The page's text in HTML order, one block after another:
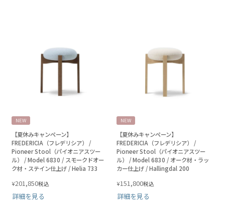
NEW
【夏休みキャンペーン】
FREDERICIA（フレデリシア） /
Pioneer Stool（パイオニアスツー
ル） / Model 6830 / スモークドオー
ク材・ステイン仕上げ / Helia 733
¥201,850税込
詳細を見る
NEW
【夏休みキャンペーン】
FREDERICIA（フレデリシア） /
Pioneer Stool（パイオニアスツー
ル） / Model 6830 / オーク材・ラッ
カー仕上げ / Hallingdal 200
¥151,800税込
詳細を見る